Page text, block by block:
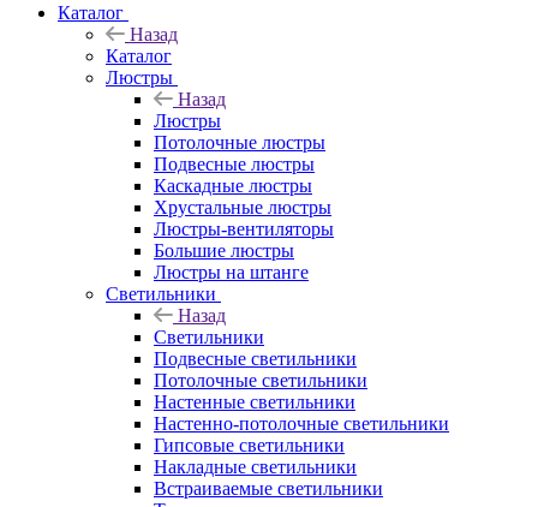
Каталог
Назад
Каталог
Люстры
Назад
Люстры
Потолочные люстры
Подвесные люстры
Каскадные люстры
Хрустальные люстры
Люстры-вентиляторы
Большие люстры
Люстры на штанге
Светильники
Назад
Светильники
Подвесные светильники
Потолочные светильники
Настенные светильники
Настенно-потолочные светильники
Гипсовые светильники
Накладные светильники
Встраиваемые светильники